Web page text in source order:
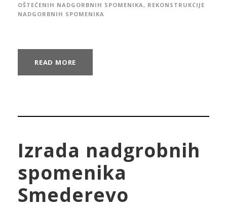
OŠTEĆENIH NADGORBNIH SPOMENIKA , REKONSTRUKCIJE
NADGORBNIH SPOMENIKA
READ MORE
Izrada nadgrobnih
spomenika
Smederevo